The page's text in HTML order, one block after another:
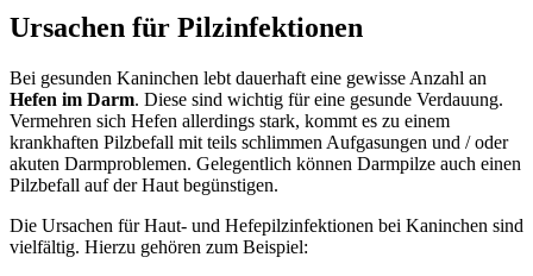
Ursachen für Pilzinfektionen
Bei gesunden Kaninchen lebt dauerhaft eine gewisse Anzahl an
Hefen im Darm. Diese sind wichtig für eine gesunde Verdauung.
Vermehren sich Hefen allerdings stark, kommt es zu einem
krankhaften Pilzbefall mit teils schlimmen Aufgasungen und / oder
akuten Darmproblemen. Gelegentlich können Darmpilze auch einen
Pilzbefall auf der Haut begünstigen.
Die Ursachen für Haut- und Hefepilzinfektionen bei Kaninchen sind
vielfältig. Hierzu gehören zum Beispiel: